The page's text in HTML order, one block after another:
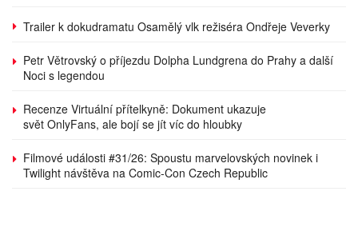
Trailer k dokudramatu Osamělý vlk režiséra Ondřeje Veverky
Petr Větrovský o příjezdu Dolpha Lundgrena do Prahy a další
Noci s legendou
Recenze Virtuální přítelkyně: Dokument ukazuje
svět OnlyFans, ale bojí se jít víc do hloubky
Filmové události #31/26: Spoustu marvelovských novinek i
Twilight návštěva na Comic-Con Czech Republic